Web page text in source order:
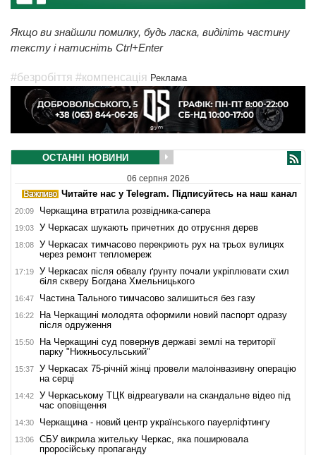
Якщо ви знайшли помилку, будь ласка, виділіть частину
тексту і натисніть Ctrl+Enter
#безробіття #компенсація Реклама
ОСТАННІ НОВИНИ
06 серпня 2026
Читайте нас у Telegram. Підписуйтесь на наш канал
20:09 Черкащина втратила розвідника-сапера
19:03 У Черкасах шукають причетних до отруєння дерев
18:08
У Черкасах тимчасово перекриють рух на трьох вулицях
через ремонт тепломереж
17:19
У Черкасах після обвалу ґрунту почали укріплювати схил
біля скверу Богдана Хмельницького
16:47 Частина Тального тимчасово залишиться без газу
16:22
На Черкащині молодята оформили новий паспорт одразу
після одруження
15:50
На Черкащині суд повернув державі землі на території
парку "Нижньосульський"
15:37
У Черкасах 75-річній жінці провели малоінвазивну операцію
на серці
14:42
У Черкаському ТЦК відреагували на скандальне відео під
час оповіщення
14:30 Черкащина - новий центр українського пауерліфтингу
13:06
СБУ викрила жительку Черкас, яка поширювала
проросійську пропаганду